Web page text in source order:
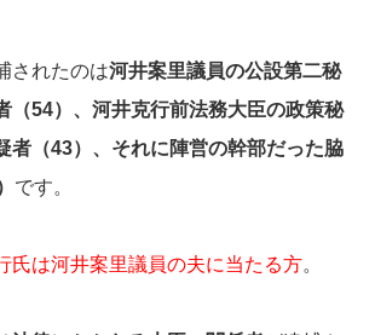
されたのは河井案里議員の公設第二秘
（54）、河井克行前法務大臣の政策秘
者（43）、それに陣営の幹部だった脇
です。
氏は河井案里議員の夫に当たる方。